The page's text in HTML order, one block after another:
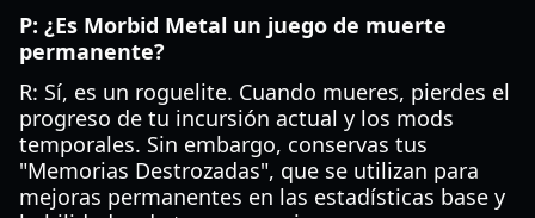
P: ¿Es Morbid Metal un juego de muerte
permanente?
R: Sí, es un roguelite. Cuando mueres, pierdes el
progreso de tu incursión actual y los mods
temporales. Sin embargo, conservas tus
"Memorias Destrozadas", que se utilizan para
mejoras permanentes en las estadísticas base y